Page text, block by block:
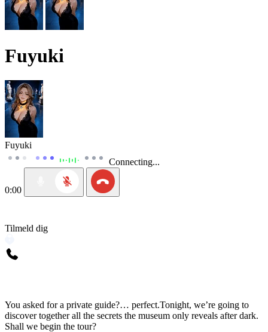
Fuyuki
Fuyuki
Connecting...
0:00
Tilmeld dig
You asked for a private guide?… perfect.Tonight, we’re going to
discover together all the secrets the museum only reveals after dark.
Shall we begin the tour?